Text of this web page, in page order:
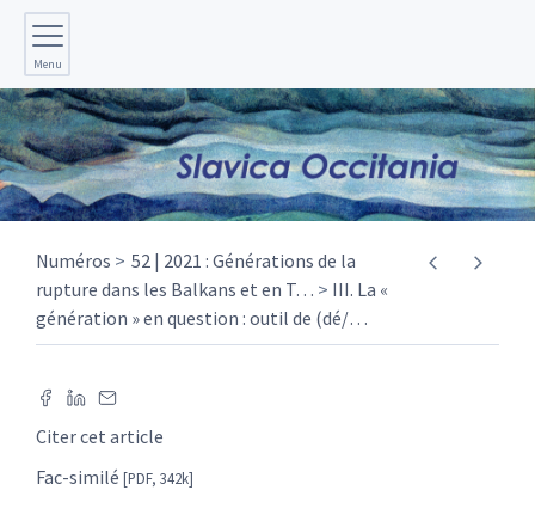
Menu
Numéros
52 | 2021 : Générations de la
rupture dans les Balkans et en T…
III. La «
génération » en question : outil de (dé/…
Citer cet article
Fac-similé [PDF, 342k]